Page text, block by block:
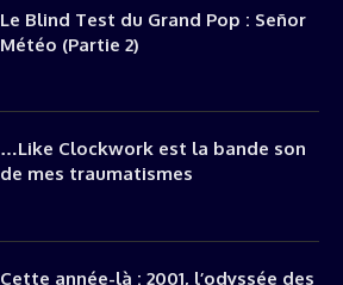
Le Blind Test du Grand Pop : Señor
Météo (Partie 2)
…Like Clockwork est la bande son
de mes traumatismes
Cette année-là : 2001, l’odyssée des